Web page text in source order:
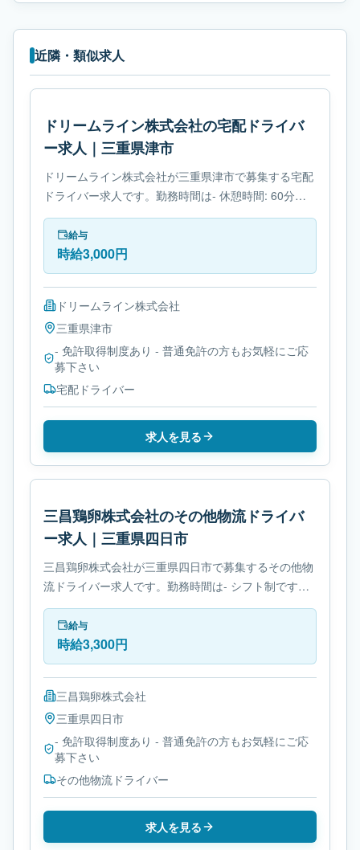
近隣・類似求人
ドリームライン株式会社の宅配ドライバ
ー求人｜三重県津市
ドリームライン株式会社が三重県津市で募集する宅配
ドライバー求人です。勤務時間は- 休憩時間: 60分で
す。必要免許は- 免許取得制度ありです。
給与
時給3,000円
ドリームライン株式会社
三重県津市
- 免許取得制度あり - 普通免許の方もお気軽にご応
募下さい
宅配ドライバー
求人を見る
三昌鶏卵株式会社のその他物流ドライバ
ー求人｜三重県四日市
三昌鶏卵株式会社が三重県四日市で募集するその他物
流ドライバー求人です。勤務時間は- シフト制です。
必要免許は- 免許取得制度ありです。
給与
時給3,300円
三昌鶏卵株式会社
三重県四日市
- 免許取得制度あり - 普通免許の方もお気軽にご応
募下さい
その他物流ドライバー
求人を見る